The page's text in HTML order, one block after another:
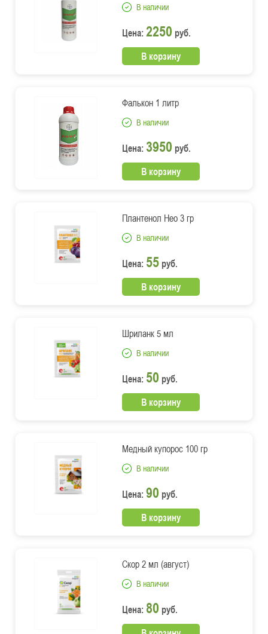
В наличии
Цена: 2250 руб.
В корзину
Фалькон 1 литр
В наличии
Цена: 3950 руб.
В корзину
Плантенол Нео 3 гр
В наличии
Цена: 55 руб.
В корзину
Шриланк 5 мл
В наличии
Цена: 50 руб.
В корзину
Медный купорос 100 гр
В наличии
Цена: 90 руб.
В корзину
Скор 2 мл (август)
В наличии
Цена: 80 руб.